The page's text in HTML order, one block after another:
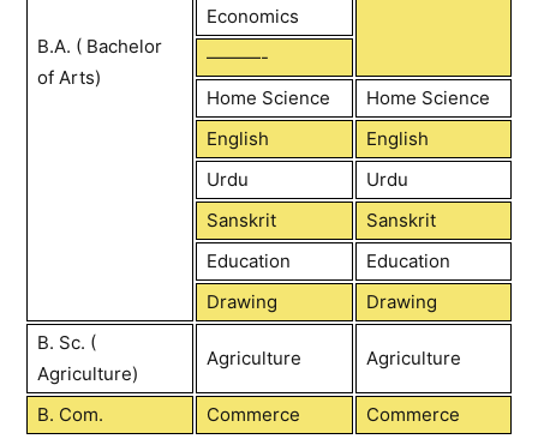
B.A. ( Bachelor
of Arts)
Economics
———-
Home Science
Home Science
English
English
Urdu
Urdu
Sanskrit
Sanskrit
Education
Education
Drawing
Drawing
B. Sc. (
Agriculture)
Agriculture Agriculture
B. Com. Commerce
Commerce